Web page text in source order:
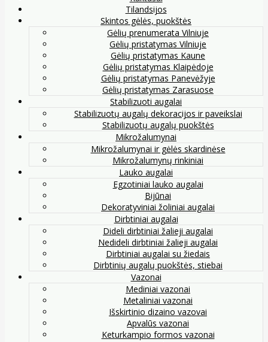
Tilandsijos
Skintos gėlės, puokštės
Gėlių prenumerata Vilniuje
Gėlių pristatymas Vilniuje
Gėlių pristatymas Kaune
Gėlių pristatymas Klaipėdoje
Gėlių pristatymas Panevėžyje
Gėlių pristatymas Zarasuose
Stabilizuoti augalai
Stabilizuotų augalų dekoracijos ir paveikslai
Stabilizuotų augalų puokštės
Mikrožalumynai
Mikrožalumynai ir gėlės skardinėse
Mikrožalumynų rinkiniai
Lauko augalai
Egzotiniai lauko augalai
Bijūnai
Dekoratyviniai žoliniai augalai
Dirbtiniai augalai
Dideli dirbtiniai žalieji augalai
Nedideli dirbtiniai žalieji augalai
Dirbtiniai augalai su žiedais
Dirbtinių augalų puokštės, stiebai
Vazonai
Mediniai vazonai
Metaliniai vazonai
Išskirtinio dizaino vazovai
Apvalūs vazonai
Keturkampio formos vazonai